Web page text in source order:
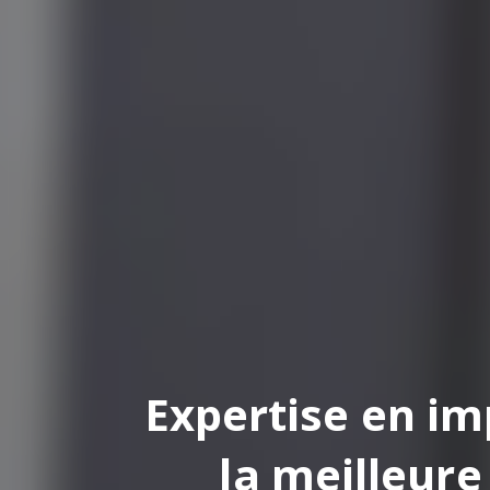
en
la meilleure finition